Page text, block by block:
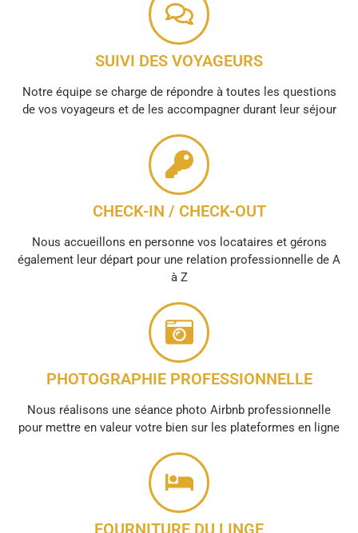
SUIVI DES VOYAGEURS
Notre équipe se charge de répondre à toutes les questions
de vos voyageurs et de les accompagner durant leur séjour
CHECK-IN / CHECK-OUT
Nous accueillons en personne vos locataires et gérons
également leur départ pour une relation professionnelle de A
à Z
PHOTOGRAPHIE PROFESSIONNELLE
Nous réalisons une séance photo Airbnb professionnelle
pour mettre en valeur votre bien sur les plateformes en ligne
FOURNITURE DU LINGE